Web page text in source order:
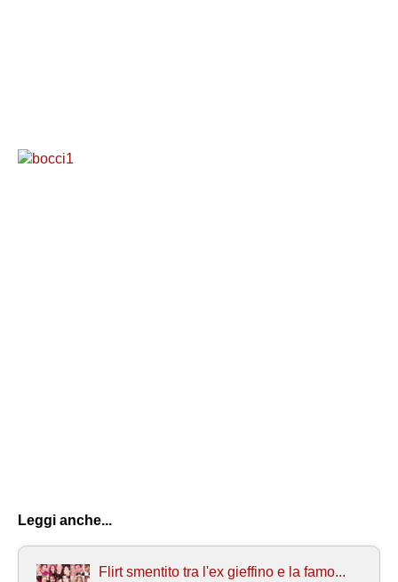
Leggi anche...
Flirt smentito tra l'ex gieffino e la famo...